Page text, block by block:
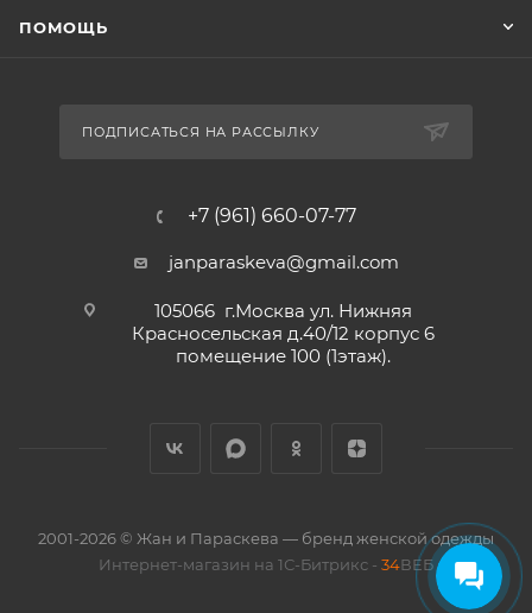
ПОМОЩЬ
ПОДПИСАТЬСЯ НА РАССЫЛКУ
+7 (961) 660-07-77
janparaskeva@gmail.com
105066 г.Москва ул. Нижняя
Красносельская д.40/12 корпус 6
помещение 100 (1этаж).
2001-2026 © Жан и Параскева — бренд женской одежды
Интернет-магазин на 1С-Битрикс - 34ВЕБ